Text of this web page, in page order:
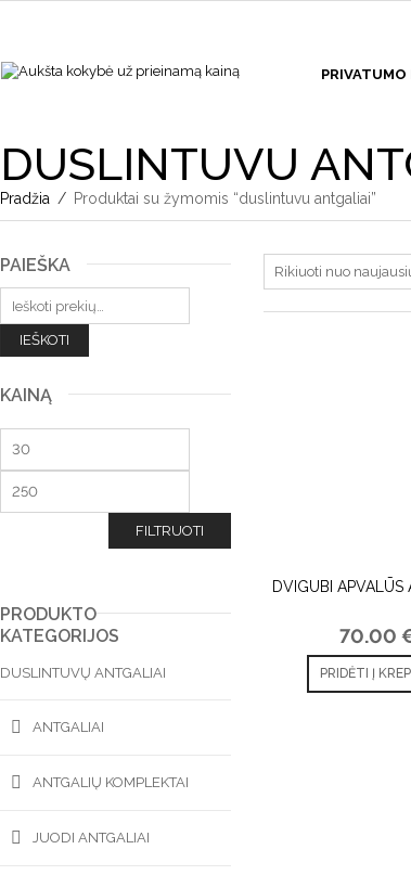
DUSLINTUVU
Pradžia / Produktai su žymomis “duslintuvu antgaliai”
DVIGUBI APVALŪS
70.00
PRIDĖTI Į
PAIEŠKA
Ieškoti:
IEŠKOTI
KAINĄ
FILTRUOTI
PRODUKTO
KATEGORIJOS
DUSLINTUVŲ ANTGALIAI
ANTGALIAI
ANTGALIŲ KOMPLEKTAI
JUODI ANTGALIAI